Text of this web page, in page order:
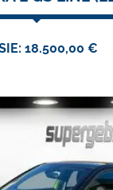
18.500,00 €